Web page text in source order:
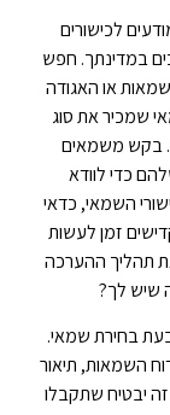
לכישורים
במדינתך. חפש
או האגודה
שמכיר את סוג
בקש משמאים
כדי לוודא
השמאי, כדאי
זמן לעשות
תהליך ההערכה
שיש לך?
בחירת שמאי.
השמאות, תיאור
יבטיח שתקבלו